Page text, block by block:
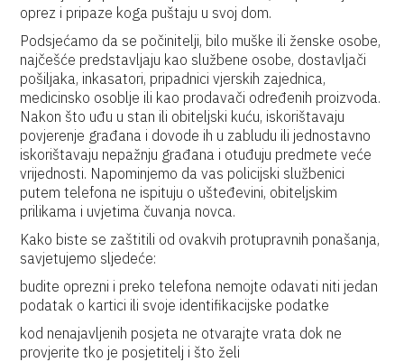
oprez i pripaze koga puštaju u svoj dom.
Podsjećamo da se počinitelji, bilo muške ili ženske osobe,
najčešće predstavljaju kao službene osobe, dostavljači
pošiljaka, inkasatori, pripadnici vjerskih zajednica,
medicinsko osoblje ili kao prodavači određenih proizvoda.
Nakon što uđu u stan ili obiteljski kuću, iskorištavaju
povjerenje građana i dovode ih u zabludu ili jednostavno
iskorištavaju nepažnju građana i otuđuju predmete veće
vrijednosti. Napominjemo da vas policijski službenici
putem telefona ne ispituju o ušteđevini, obiteljskim
prilikama i uvjetima čuvanja novca.
Kako biste se zaštitili od ovakvih protupravnih ponašanja,
savjetujemo sljedeće:
budite oprezni i preko telefona nemojte odavati niti jedan
podatak o kartici ili svoje identifikacijske podatke
kod nenajavljenih posjeta ne otvarajte vrata dok ne
provjerite tko je posjetitelj i što želi